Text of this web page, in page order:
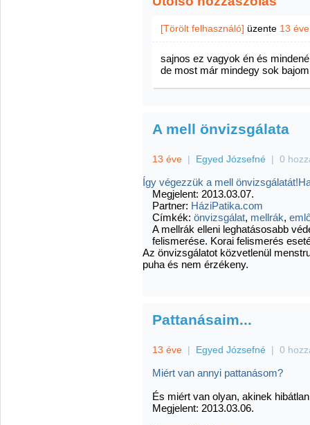
[Törölt felhasználó] üzente 13 éve
sajnos ez vagyok én és
de most már mindegy sok
A mell önvizsgálata
13 éve | Egyed Józsefné | 0
Így végezzük a mell önvizsgálatát!
Megjelent: 2013.03.07.
Partner: HáziPatika.com
Címkék: önvizsgálat, mellrák,
A mellrák elleni leghatásosabb
felismerése. Korai felismerés
Az önvizsgálatot közvetlenül
puha és nem érzékeny.
Pattanásaim...
13 éve | Egyed Józsefné | 0
Miért van annyi pattanásom?
És miért van olyan, akinek
Megjelent: 2013.03.06.